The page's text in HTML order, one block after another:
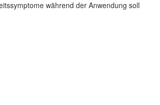
während der Anwendung soll